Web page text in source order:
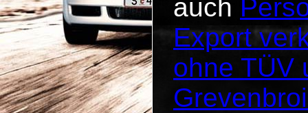
auch
Export
ohne TÜV